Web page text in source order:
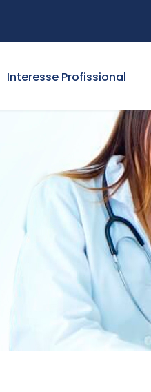
Interesse Profissional